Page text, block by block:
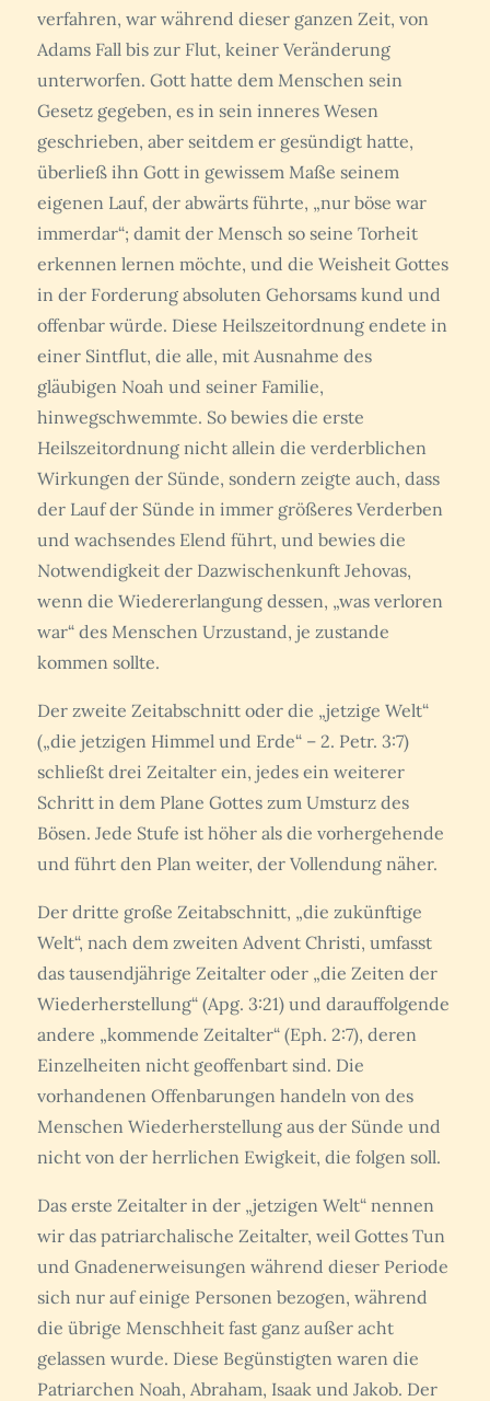
verfahren, war während dieser ganzen Zeit, von
Adams Fall bis zur Flut, keiner Veränderung
unterworfen. Gott hatte dem Menschen sein
Gesetz gegeben, es in sein inneres Wesen
geschrieben, aber seitdem er gesündigt hatte,
überließ ihn Gott in gewissem Maße seinem
eigenen Lauf, der abwärts führte, „nur böse war
immerdar“; damit der Mensch so seine Torheit
erkennen lernen möchte, und die Weisheit Gottes
in der Forderung absoluten Gehorsams kund und
offenbar würde. Diese Heilszeitordnung endete in
einer Sintflut, die alle, mit Ausnahme des
gläubigen Noah und seiner Familie,
hinwegschwemmte. So bewies die erste
Heilszeitordnung nicht allein die verderblichen
Wirkungen der Sünde, sondern zeigte auch, dass
der Lauf der Sünde in immer größeres Verderben
und wachsendes Elend führt, und bewies die
Notwendigkeit der Dazwischenkunft Jehovas,
wenn die Wiedererlangung dessen, „was verloren
war“ des Menschen Urzustand, je zustande
kommen sollte.
Der zweite Zeitabschnitt oder die „jetzige Welt“
(„die jetzigen Himmel und Erde“ – 2. Petr. 3:7)
schließt drei Zeitalter ein, jedes ein weiterer
Schritt in dem Plane Gottes zum Umsturz des
Bösen. Jede Stufe ist höher als die vorhergehende
und führt den Plan weiter, der Vollendung näher.
Der dritte große Zeitabschnitt, „die zukünftige
Welt“, nach dem zweiten Advent Christi, umfasst
das tausendjährige Zeitalter oder „die Zeiten der
Wiederherstellung“ (Apg. 3:21) und darauffolgende
andere „kommende Zeitalter“ (Eph. 2:7), deren
Einzelheiten nicht geoffenbart sind. Die
vorhandenen Offenbarungen handeln von des
Menschen Wiederherstellung aus der Sünde und
nicht von der herrlichen Ewigkeit, die folgen soll.
Das erste Zeitalter in der „jetzigen Welt“ nennen
wir das patriarchalische Zeitalter, weil Gottes Tun
und Gnadenerweisungen während dieser Periode
sich nur auf einige Personen bezogen, während
die übrige Menschheit fast ganz außer acht
gelassen wurde. Diese Begünstigten waren die
Patriarchen Noah, Abraham, Isaak und Jakob. Der